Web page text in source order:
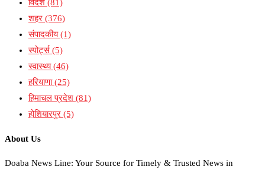
विदेश (81)
शहर (376)
संपादकीय(1)
स्पोर्ट्स(5)
स्वास्थ्य(46)
हरियाणा(25)
हिमाचल प्रदेश (81)
होशियारपुर (5)
About Us
Doaba News Line: Your Source for Timely & Trusted News in